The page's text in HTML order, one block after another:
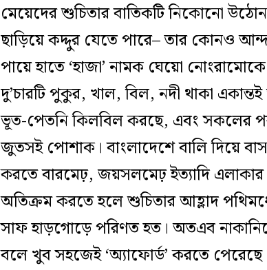
মেয়েদের শুচিতার বাতিকটি নিকোনো
ছাড়িয়ে কদ্দুর যেতে পারে– তার কোনও
পায়ে হাতে ‘হাজা’ নামক ঘেয়ো নোংরামোকে
দু’চারটি পুকুর, খাল, বিল, নদী থাকা
ভূত-পেতনি কিলবিল করছে, এবং সকলের
জুতসই পোশাক। বাংলাদেশে বালি দিয়ে
করতে বারমেঢ়, জয়সলমেঢ় ইত্যাদি
অতিক্রম করতে হলে শুচিতার আহ্লাদ
সাফ হাড়গোড়ে পরিণত হত। অতএব
বলে খুব সহজেই ‘অ্যাফোর্ড’ করতে